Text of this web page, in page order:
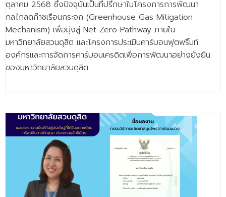
ตุลาคม 2568 ซึ่งปัจจุบันเป็นที่ปรึกษาในโครงการการพัฒนา
กลไกลดก๊าซเรือนกระจก (Greenhouse Gas Mitigation
Mechanism) เพื่อมุ่งสู่ Net Zero Pathway ภายใน
มหาวิทยาลัยสวนดุสิต และโครงการประเมินคาร์บอนฟุตพริ้นท์
องค์กรและการจัดการคาร์บอนเครดิตเพื่อการพัฒนาอย่างยั่งยืน
ของมหาวิทยาลัยสวนดุสิต